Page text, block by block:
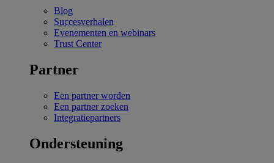
Blog
Succesverhalen
Evenementen en webinars
Trust Center
Partner
Een partner worden
Een partner zoeken
Integratiepartners
Ondersteuning